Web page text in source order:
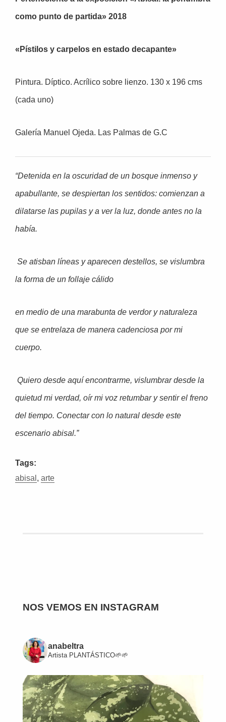
como punto de partida» 2018
«Pístilos y carpelos en estado decapante»
Pintura. Díptico. Acrílico sobre lienzo. 130 x 196 cms
(cada uno)
Galería Manuel Ojeda. Las Palmas de G.C
“Detenida en la oscuridad de un bosque inmenso y
apabullante, se despiertan los sentidos: comienzan a
dilatarse las pupilas y a ver la luz, donde antes no la
había.
Se atisban líneas y aparecen destellos, se vislumbra
la forma de un follaje cálido
en medio de una marabunta de verdor y naturaleza
que se entrelaza de manera cadenciosa por mi
cuerpo.
Quiero desde aquí encontrarme, vislumbrar desde la
quietud mi verdad, oír mi voz retumbar y sentir el freno
del tiempo. Conectar con lo natural desde este
escenario abisal.”
Tags:
abisal , arte
NOS VEMOS EN INSTAGRAM
anabeltra
ArtistaPLANTÁSTICO🌱🌱